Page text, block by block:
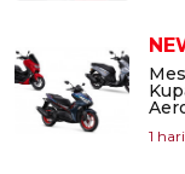
1 hari